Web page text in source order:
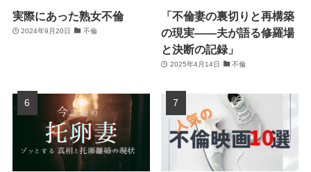
実際にあった熟女不倫
2024年9月20日 不倫
「不倫妻の裏切りと再構築
の現実――夫が語る修羅場
と決断の記録」
2025年4月14日 不倫